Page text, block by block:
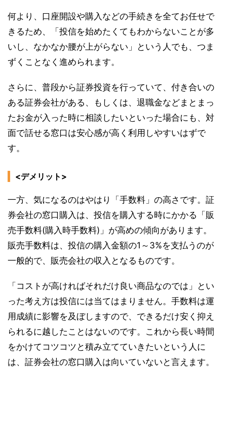
何より、口座開設や購入などの手続きを全てお任せで
きるため、「投信を始めたくてもわからないことが多
いし、なかなか腰が上がらない」という人でも、つま
ずくことなく進められます。
さらに、普段から証券投資を行っていて、付き合いの
ある証券会社がある、もしくは、退職金などまとまっ
たお金が入った時に相談したいといった場合にも、対
面で話せる窓口は安心感が高く利用しやすいはずで
す。
<デメリット>
一方、気になるのはやはり「手数料」の高さです。証
券会社の窓口購入は、投信を購入する時にかかる「販
売手数料(購入時手数料)」が高めの傾向があります。
販売手数料は、投信の購入金額の1～3%を支払うのが
一般的で、販売会社の収入となるものです。
「コストが高ければそれだけ良い商品なのでは」とい
った考え方は投信には当てはまりません。手数料は運
用成績に影響を及ぼしますので、できるだけ安く抑え
られるに越したことはないのです。これから長い時間
をかけてコツコツと積み立てていきたいという人に
は、証券会社の窓口購入は向いていないと言えます。